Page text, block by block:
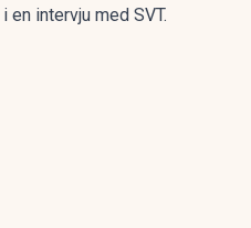
i en intervju med SVT.